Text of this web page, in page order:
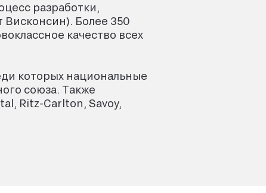
разработки,
Более 350
качество всех
которых национальные
союза. Также
Ritz-Carlton, Savoy,